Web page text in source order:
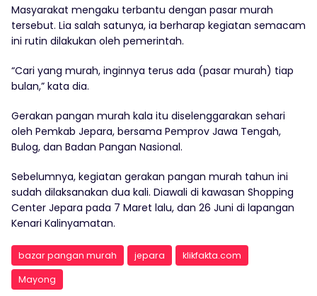
Masyarakat mengaku terbantu dengan pasar murah
tersebut. Lia salah satunya, ia berharap kegiatan semacam
ini rutin dilakukan oleh pemerintah.
“Cari yang murah, inginnya terus ada (pasar murah) tiap
bulan,” kata dia.
Gerakan pangan murah kala itu diselenggarakan sehari
oleh Pemkab Jepara, bersama Pemprov Jawa Tengah,
Bulog, dan Badan Pangan Nasional.
Sebelumnya, kegiatan gerakan pangan murah tahun ini
sudah dilaksanakan dua kali. Diawali di kawasan Shopping
Center Jepara pada 7 Maret lalu, dan 26 Juni di lapangan
Kenari Kalinyamatan.
bazar pangan murah jepara
klikfakta.com
Mayong